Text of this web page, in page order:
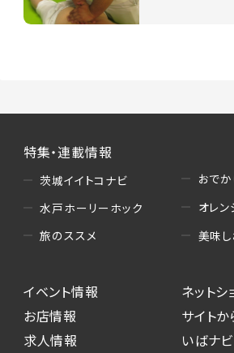
特集・連載情報
茨城イイトコナビ
水戸ホーリーホック
旅のススメ
おで
オレ
美味
イベント情報
お店情報
求人情報
ネットシ
サイト
いばナ